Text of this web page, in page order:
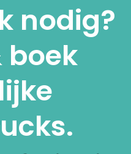
nodig?
boek